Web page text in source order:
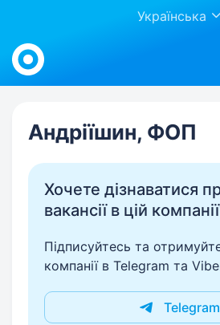
Українська
Work.ua
Андріїшин, ФОП
Хочете дізнаватися
вакансії в цій
Підписуйтесь та отримуйте
компанії в Telegram та
Telegram